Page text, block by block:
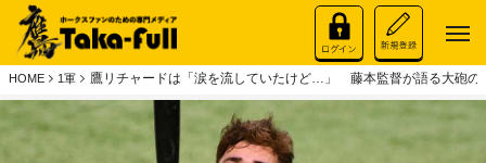
HOME 1軍 鷹リチャードは「涙を流していたけど…」 藤本監督が語る大砲の